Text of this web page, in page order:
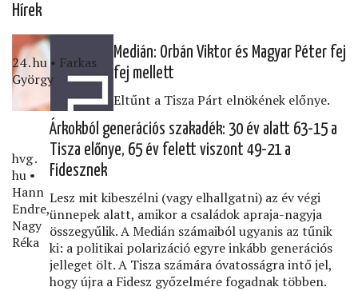
Hírek
24․hu • Farkas
György
Medián: Orbán Viktor és Magyar Péter fej
fej mellett
Eltűnt a Tisza Párt elnökének előnye.
hvg․
hu •
Hann
Endre,
Nagy
Réka
Árkokból generációs szakadék: 30 év alatt 63-15 a
Tisza előnye, 65 év felett viszont 49-21 a
Fidesznek
Lesz mit kibeszélni (vagy elhallgatni) az év végi
ünnepek alatt, amikor a családok apraja-nagyja
összegyűlik. A Medián számaiból ugyanis az tűnik
ki: a politikai polarizáció egyre inkább generációs
jelleget ölt. A Tisza számára óvatosságra intő jel,
hogy újra a Fidesz győzelmére fogadnak többen.